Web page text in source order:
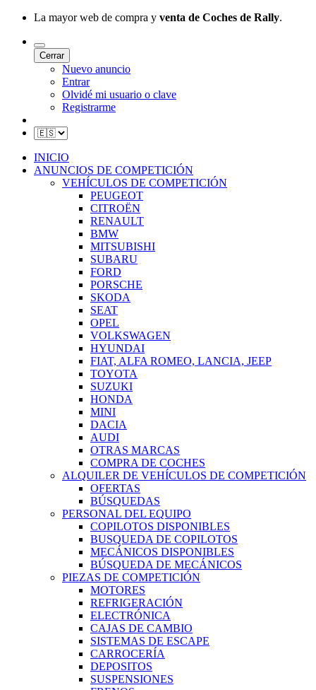
La mayor web de compra y venta de Coches de Rally.
Cerrar
Nuevo anuncio
Entrar
Olvidé mi usuario o clave
Registrarme
INICIO
ANUNCIOS DE COMPETICIÓN
VEHÍCULOS DE COMPETICIÓN
PEUGEOT
CITROËN
RENAULT
BMW
MITSUBISHI
SUBARU
FORD
PORSCHE
SKODA
SEAT
OPEL
VOLKSWAGEN
HYUNDAI
FIAT, ALFA ROMEO, LANCIA, JEEP
TOYOTA
SUZUKI
HONDA
MINI
DACIA
AUDI
OTRAS MARCAS
COMPRA DE COCHES
ALQUILER DE VEHÍCULOS DE COMPETICIÓN
OFERTAS
BÚSQUEDAS
PERSONAL DEL EQUIPO
COPILOTOS DISPONIBLES
BUSQUEDA DE COPILOTOS
MECÁNICOS DISPONIBLES
BÚSQUEDA DE MECÁNICOS
PIEZAS DE COMPETICIÓN
MOTORES
REFRIGERACIÓN
ELECTRÓNICA
CAJAS DE CAMBIO
SISTEMAS DE ESCAPE
CARROCERÍA
DEPOSITOS
SUSPENSIONES